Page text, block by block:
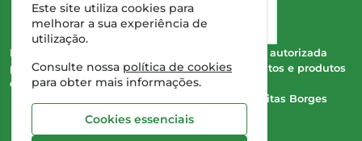
Esta farmácia (Farmácia Gonçalves) encontra-se autorizada
pelo INFARMED para a dispensa de medicamentos e produtos
de saúde ao domicílio e através da internet.
Dra. Cristina Marta de Freitas Borges
Gonçalves
Este site utiliza cookies para
melhorar a sua experiência de
utilização.
Consulte nossa política de cookies
para obter mais informações.
Cookies essenciais